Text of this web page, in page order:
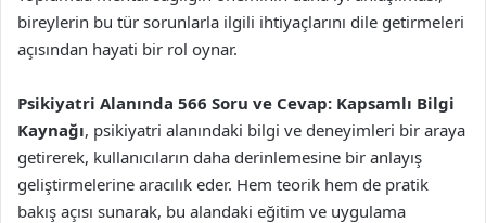
bireylerin bu tür sorunlarla ilgili ihtiyaçlarını dile getirmeleri
açısından hayati bir rol oynar.
Psikiyatri Alanında 566 Soru ve Cevap: Kapsamlı Bilgi
Kaynağı, psikiyatri alanındaki bilgi ve deneyimleri bir araya
getirerek, kullanıcıların daha derinlemesine bir anlayış
geliştirmelerine aracılık eder. Hem teorik hem de pratik
bakış açısı sunarak, bu alandaki eğitim ve uygulama